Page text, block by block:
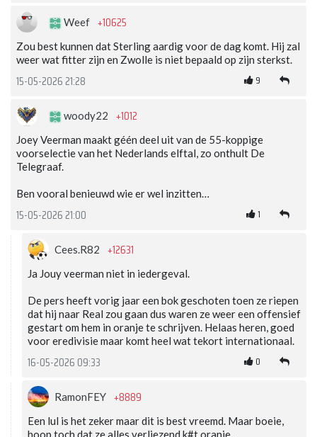
Weef +10625
Zou best kunnen dat Sterling aardig voor de dag komt. Hij zal
weer wat fitter zijn en Zwolle is niet bepaald op zijn sterkst.
15-05-2026 21:28 9
woody22 +1012
Joey Veerman maakt géén deel uit van de 55-koppige
voorselectie van het Nederlands elftal, zo onthult De
Telegraaf.
Ben vooral benieuwd wie er wel inzitten…
15-05-2026 21:00 1
Cees.R82 +12631
Ja Jouy veerman niet in iedergeval.
De pers heeft vorig jaar een bok geschoten toen ze riepen
dat hij naar Real zou gaan dus waren ze weer een offensief
gestart om hem in oranje te schrijven. Helaas heren, goed
voor eredivisie maar komt heel wat tekort internationaal.
16-05-2026 09:33 0
RamonFEY +8889
Een lul is het zeker maar dit is best vreemd. Maar boeie,
hoop toch dat ze alles verliezend k#t oranje.